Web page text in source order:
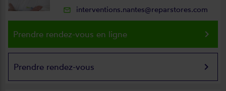
mail_outline interventions.nantes@reparstores.com
Prendre rendez-vous en ligne keyboard_arrow_right
Prendre rendez-vous keyboard_arrow_right